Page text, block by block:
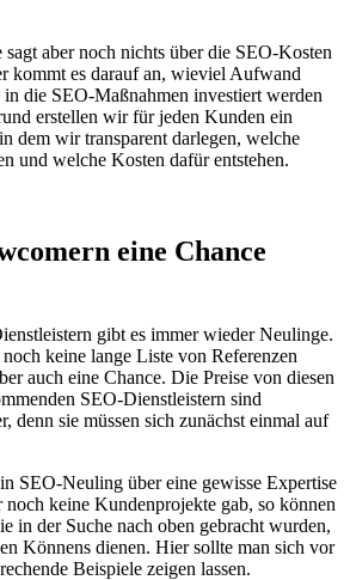
sagt aber noch nichts über die SEO-Kosten
kommt es darauf an, wieviel Aufwand
die SEO-Maßnahmen investiert werden
erstellen wir für jeden Kunden ein
dem wir transparent darlegen, welche
und welche Kosten dafür entstehen.
eine Chance
gibt es immer wieder Neulinge.
keine lange Liste von Referenzen
auch eine Chance. Die Preise von diesen
SEO-Dienstleistern sind
denn sie müssen sich zunächst einmal auf
SEO-Neuling über eine gewisse Expertise
noch keine Kundenprojekte gab, so können
in der Suche nach oben gebracht wurden,
Könnens dienen. Hier sollte man sich vor
Beispiele zeigen lassen.